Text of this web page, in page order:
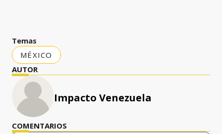
Temas
MÉXICO
AUTOR
Impacto Venezuela
COMENTARIOS